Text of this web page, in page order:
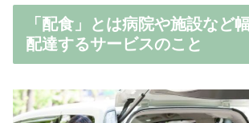
「配食」とは病院や施設など
配達するサービスのこと